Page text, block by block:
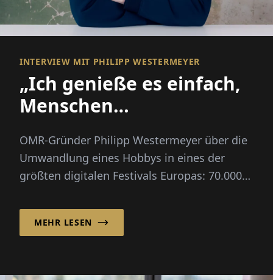
INTERVIEW MIT PHILIPP WESTERMEYER
„Ich genieße es einfach,
Menschen
OMR-Gründer Philipp Westermeyer über die
Umwandlung eines Hobbys in eines der
größten digitalen Festivals Europas: 70.000
MEHR LESEN